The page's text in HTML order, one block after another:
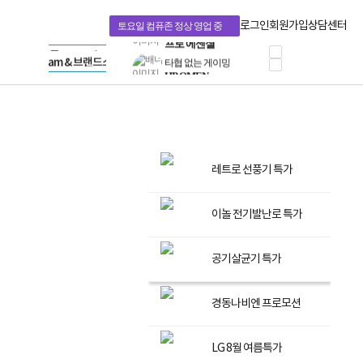
토요일 컴퓨존 정상 영업 중 로그인회원가입상담센터
LG gram & 브랜드스토어
Microsoft 브랜드스토어
AMD 브랜드스토어
Dell 구매 찬스
프로 에센셜
타협 없는 게이밍
HP OMEN
로지텍
케이블 전설이 되다
승리를 부르는 오멘
ASUS ROG
AMD로 시작하는
스마트 오피스환경
HP엘리트북/프로북
비즈니스 강자
리뷰 Npay 증정
레트로 선풍기 특가
이놀 전기발난로 특가
공기살균기 특가
경동나비엔 프로모션
LG 8월 여름특가